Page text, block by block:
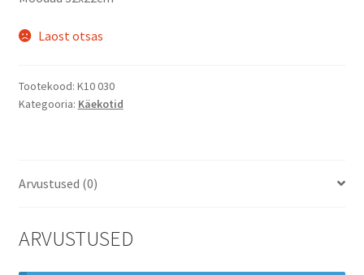
oli:
19.00 €.
Laost otsas
Tootekood: K10 030
Kategooria: Käekotid
Arvustused (0)
ARVUSTUSED